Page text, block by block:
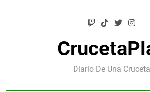
Diario De Una Cruceta